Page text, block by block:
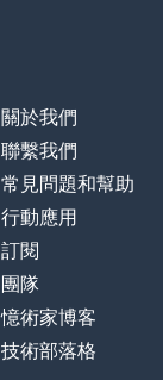
關於我們
聯繫我們
常見問題和幫助
行動應用
訂閱
團隊
憶術家博客
技術部落格